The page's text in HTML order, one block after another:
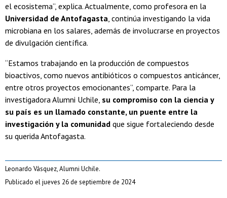
el ecosistema”, explica. Actualmente, como profesora en la
Universidad de Antofagasta, continúa investigando la vida
microbiana en los salares, además de involucrarse en proyectos
de divulgación científica.
“Estamos trabajando en la producción de compuestos
bioactivos, como nuevos antibióticos o compuestos anticáncer,
entre otros proyectos emocionantes”, comparte. Para la
investigadora Alumni Uchile, su compromiso con la ciencia y
su país es un llamado constante, un puente entre la
investigación y la comunidad que sigue fortaleciendo desde
su querida Antofagasta.
Leonardo Vásquez, Alumni Uchile.
Publicado el jueves 26 de septiembre de 2024